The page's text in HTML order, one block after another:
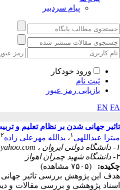
پیام سردبیر
ورود خودکار
ثبت نام
بازیابی رمز عبور
EN FA
تاثیر جهانی شدن بر نظام تعلیم و
میترا عبداللهی ۱ ، یدالله مهرعلی زاده۲
۱- دانشگاه دولتی ایروان ،
۲- دانشگاه شهید چمران اهواز
چکیده:
(۷۵۰۵ مشاهده)
هدف این پژوهش بررسی تاثیر